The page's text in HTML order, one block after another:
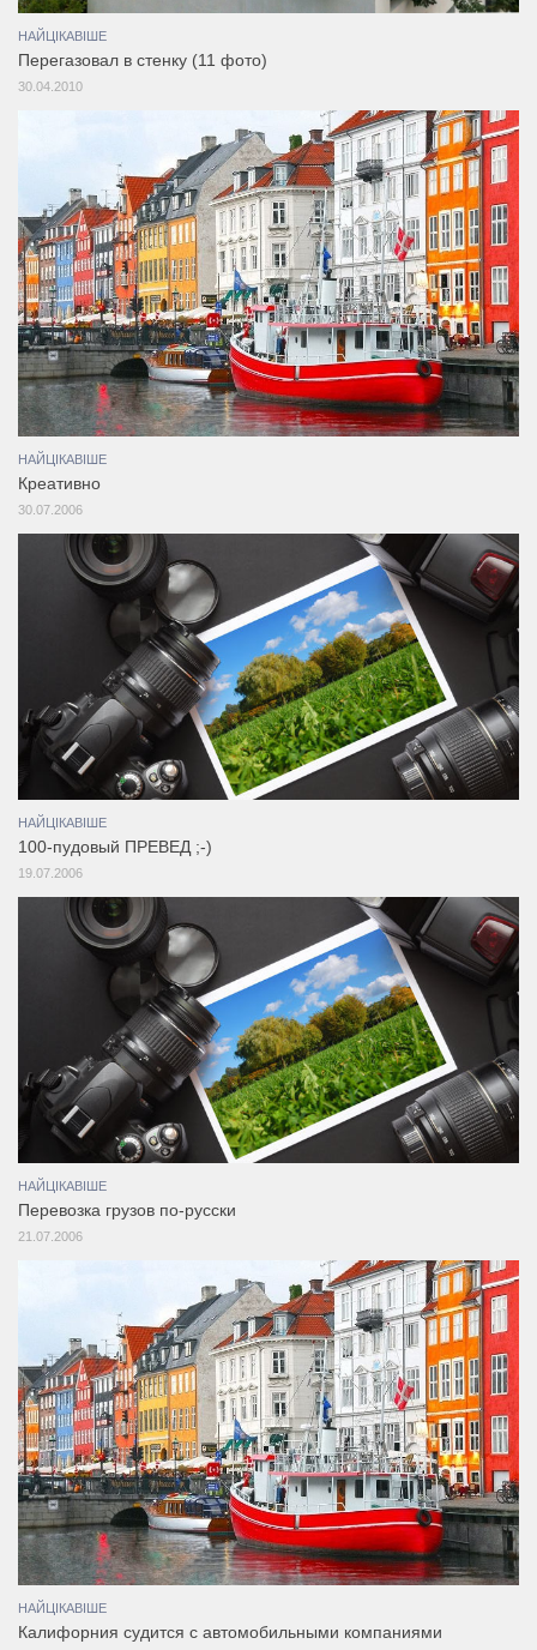
НАЙЦІКАВІШЕ
Перегазовал в стенку (11 фото)
30.04.2010
НАЙЦІКАВІШЕ
Креативно
30.07.2006
НАЙЦІКАВІШЕ
100-пудовый ПРЕВЕД ;-)
19.07.2006
НАЙЦІКАВІШЕ
Перевозка грузов по-русски
21.07.2006
НАЙЦІКАВІШЕ
Калифорния судится с автомобильными компаниями